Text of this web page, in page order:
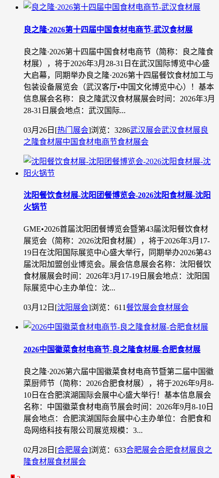
良之隆·2026第十四届中国食材电商节-武汉食材展
良之隆·2026第十四届中国食材电商节（简称：良之隆食
材展），将于2026年3月28-31日在武汉国际博览中心盛
大启幕，同期举办良之隆·2026第十四届餐饮食材加工与
包装设备展览会（武汉客厅•中国文化博览中心）！基本
信息展会名称：良之隆武汉食材展展会时间：2026年3月
28-31日展会地点：武汉国际...
03月26日 [热门展会]浏览：3286武汉展会武汉食材展 良
之隆食材展中国食材电商节食材展会
沈阳餐饮食材展-沈阳团餐博览会-2026沈阳食材展-沈阳
火锅节
GME•2026首届沈阳团餐博览会暨第43届沈阳餐饮食材
展览会（简称：2026沈阳食材展），将于2026年3月17-
19日在沈阳国际展览中心盛大举行，同期举办2026第43
届沈阳加盟创业博览会。展会信息展会名称：沈阳餐饮
食材展展会时间：2026年3月17-19日展会地点：沈阳国
际展览中心主办单位：沈...
03月12日 [沈阳展会]浏览：611餐饮展会食材展会
2026中国徽菜食材电商节-良之隆食材展-合肥食材展
良之隆·2026第六届中国徽菜食材电商节暨第二届中国徽
菜厨师节（简称：2026合肥食材展），将于2026年9月8-
10日在合肥滨湖国际会展中心盛大举行！基本信息展会
名称：中国徽菜食材电商节展会时间：2026年9月8-10日
展会地点：合肥滨湖国际会展中心主办单位：合肥食和
岛网络科技有限公司展览规模：3...
02月28日 [合肥展会]浏览：633合肥展会合肥食材展 良之
隆食材展食材展会